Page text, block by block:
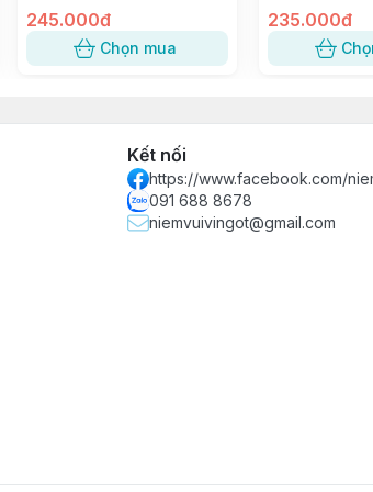
SỐ 3
245.000đ
Chọn mua
Lan Trứng
Bánh Bao
235.000đ
Kết nối
https://www.facebook.com/
091 688 8678
niemvuivingot@gmail.com